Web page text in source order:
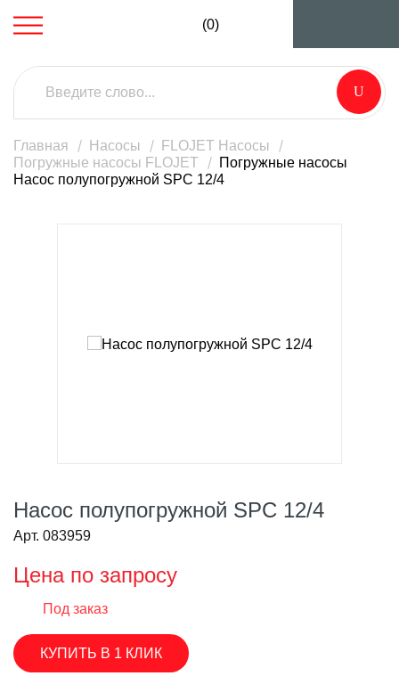
(0)
Главная Насосы
FLOJET Насосы
Погружные насосы FLOJET
Погружные насосы
Насос полупогружной SPC 12/4
Насос полупогружной SPC 12/4
Арт. 083959
Цена по запросу
Под заказ
КУПИТЬ В 1 КЛИК